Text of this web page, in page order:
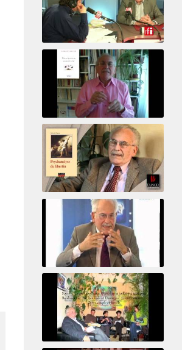
presenta el curso virtual 2017
El psiquiatra Alberto Eiguer con Jordi Batalle en El invitado de RFI
Votre maison vous révèle
Psychanalyse du libertin